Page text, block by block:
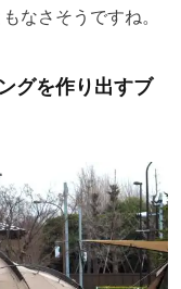
なさそうですね。
グを作り出すブ